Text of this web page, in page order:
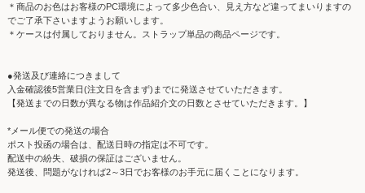
＊商品のお色はお客様のPC環境によって多少色合い、見え方など違ってまいりますの
でご了承下さいますようお願いします。
＊ケースは付属しておりません。ストラップ単品の商品ページです。
●発送及び連絡につきまして
入金確認後5営業日(注文日を含まず)までに発送させていただきます。
【発送までの日数が異なる物は作品紹介文の日数とさせていただきます。】
*メール便での発送の場合
ポスト投函の場合は、配送日時の指定は不可です。
配送中の紛失、破損の保証はございません。
発送後、問題がなければ2～3日でお客様のお手元に届くことになります。